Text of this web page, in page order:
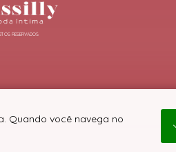
RESERVADOS
Quando você navega no